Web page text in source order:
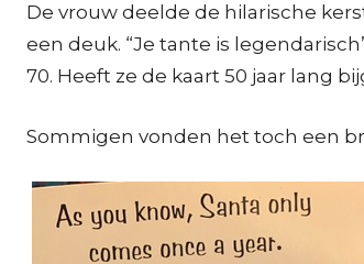
De vrouw deelde de hilarische
een deuk. “Je tante is
70. Heeft ze de kaart 50 jaar lang
Sommigen vonden het toch een